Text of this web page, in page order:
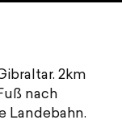
2km
nach
Landebahn.